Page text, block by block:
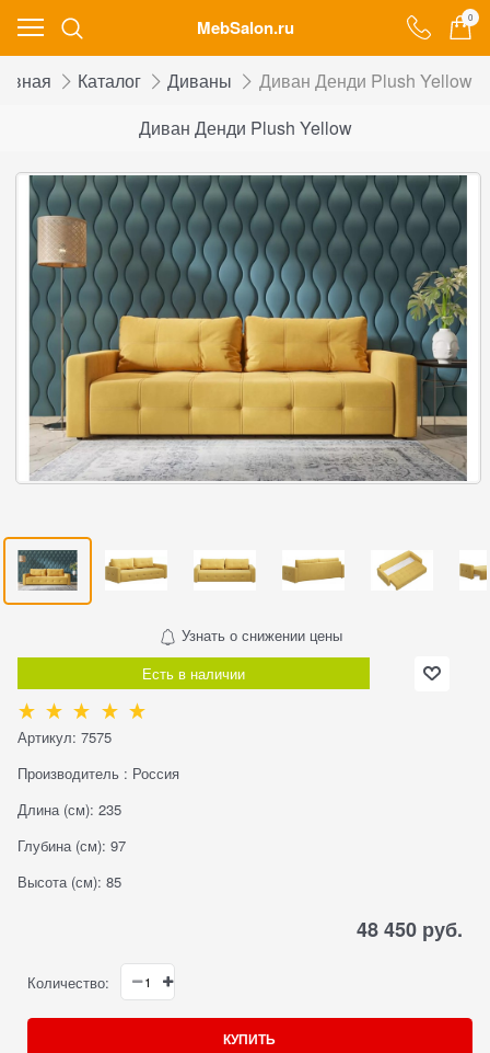
MebSalon.ru 0
Каталог Диваны
Диван Денди Plush Yellow
Диван Денди Plush Yellow
Узнать о снижении цены
Есть в наличии
Артикул: 7575
Производитель : Россия
Длина (см): 235
Глубина (см): 97
Высота (см): 85
48 450 руб.
Количество:
КУПИТЬ